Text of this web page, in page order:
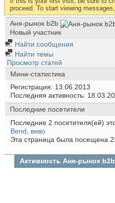
proceed. To start viewing
Аня-рынок b2b
Новый участник
Найти сообщения
Найти темы
Просмотр статей
Мини-статистика
Регистрация
13.06.2013
Последняя активность
Последние посетители
Последние 2 посетителя(ей)
Bend
виво
Эта страница была посещена
Активность Аня-рынок b2b